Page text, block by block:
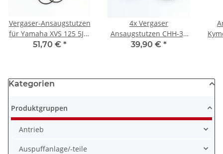
Vergaser-Ansaugstutzen
für Yamaha XVS 125 5JX-
13586-00
51,70 € *
4x Vergaser
Ansaugstutzen CHH-37
für Honda CBR 1000 RR
39,90 € *
Kategorien
Produktgruppen
Antrieb
Auspuffanlage/-teile